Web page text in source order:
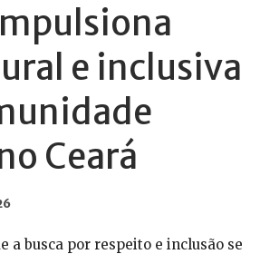
e inclusiva
Ceará
a busca por respeito e inclusão se